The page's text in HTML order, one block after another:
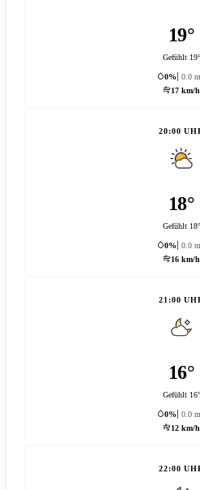
19°
Gefühlt 19°
0%
0.0
17 km/h
20:00
18°
Gefühlt 18°
0%
0.0
16 km/h
21:00
16°
Gefühlt 16°
0%
0.0
12 km/h
22:00